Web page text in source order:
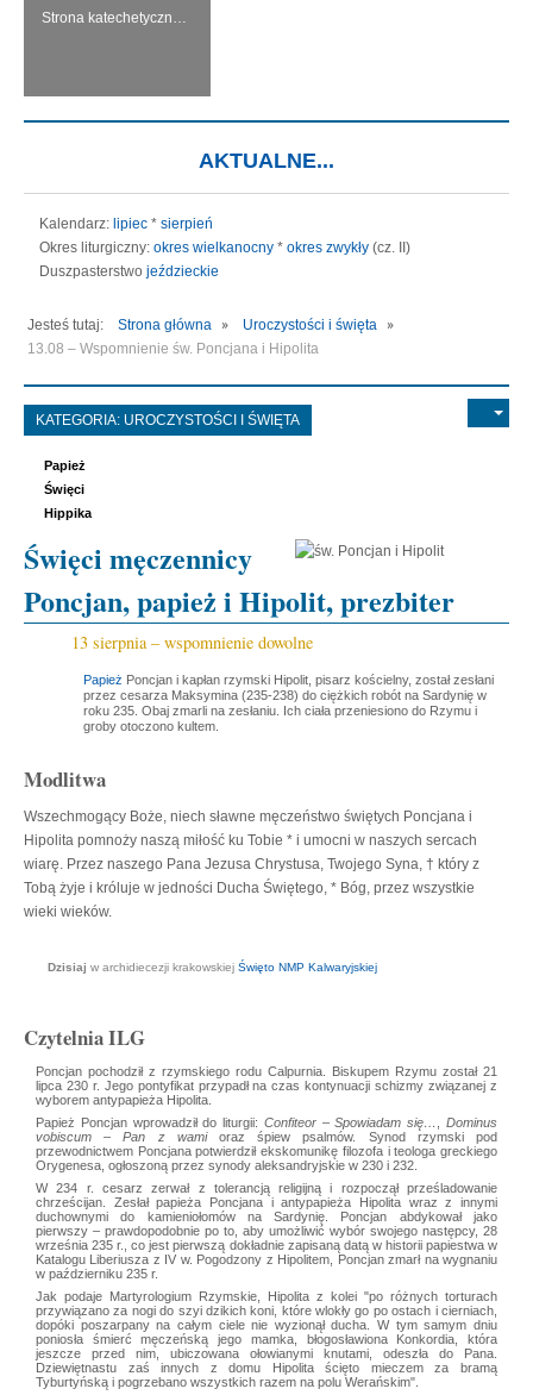
Strona katechetyczna KERYGMA jest próbą włączenia środków informatyki w dzieło głoszenia Ewangelii, zwłaszcza w ramach szkolnej katechezy.
AKTUALNE...
Kalendarz: lipiec * sierpień
Okres liturgiczny: okres wielkanocny * okres zwykły (cz. II)
Duszpasterstwo jeździeckie
Jesteś tutaj: Strona główna
Uroczystości i święta
13.08 – Wspomnienie św. Poncjana i Hipolita
KATEGORIA: UROCZYSTOŚCI I ŚWIĘTA
Papież
Święci
Hippika
Święci męczennicy
Poncjan, papież i Hipolit, prezbiter
13 sierpnia – wspomnienie dowolne
Papież Poncjan i kapłan rzymski Hipolit, pisarz kościelny, został zesłani
przez cesarza Maksymina (235-238) do ciężkich robót na Sardynię w
roku 235. Obaj zmarli na zesłaniu. Ich ciała przeniesiono do Rzymu i
groby otoczono kultem.
Modlitwa
Wszechmogący Boże, niech sławne męczeństwo świętych Poncjana i
Hipolita pomnoży naszą miłość ku Tobie * i umocni w naszych sercach
wiarę. Przez naszego Pana Jezusa Chrystusa, Twojego Syna, † który z
Tobą żyje i króluje w jedności Ducha Świętego, * Bóg, przez wszystkie
wieki wieków.
Dzisiaj w archidiecezji krakowskiej Święto NMP Kalwaryjskiej
Czytelnia ILG
Poncjan pochodził z rzymskiego rodu Calpurnia. Biskupem Rzymu został 21
lipca 230 r. Jego pontyfikat przypadł na czas kontynuacji schizmy związanej z
wyborem antypapieża Hipolita.
Papież Poncjan wprowadził do liturgii: Confiteor – Spowiadam się… ,Dominus
vobiscum – Pan z wamioraz śpiew psalmów. Synod rzymski pod
przewodnictwem Poncjana potwierdził ekskomunikę filozofa i teologa greckiego
Orygenesa, ogłoszoną przez synody aleksandryjskie w 230 i 232.
W 234 r. cesarz zerwał z tolerancją religijną i rozpoczął prześladowanie
chrześcijan. Zesłał papieża Poncjana i antypapieża Hipolita wraz z innymi
duchownymi do kamieniołomów na Sardynię. Poncjan abdykował jako
pierwszy – prawdopodobnie po to, aby umożliwić wybór swojego następcy, 28
września 235 r., co jest pierwszą dokładnie zapisaną datą w historii papiestwa w
Katalogu Liberiusza z IV w. Pogodzony z Hipolitem, Poncjan zmarł na wygnaniu
w październiku 235 r.
Jak podaje Martyrologium Rzymskie, Hipolita z kolei "po różnych torturach
przywiązano za nogi do szyi dzikich koni, które wlokły go po ostach i cierniach,
dopóki poszarpany na całym ciele nie wyzionął ducha. W tym samym dniu
poniosła śmierć męczeńską jego mamka, błogosławiona Konkordia, która
jeszcze przed nim, ubiczowana ołowianymi knutami, odeszła do Pana.
Dziewiętnastu zaś innych z domu Hipolita ścięto mieczem za bramą
Tyburtyńską i pogrzebano wszystkich razem na polu Werańskim".